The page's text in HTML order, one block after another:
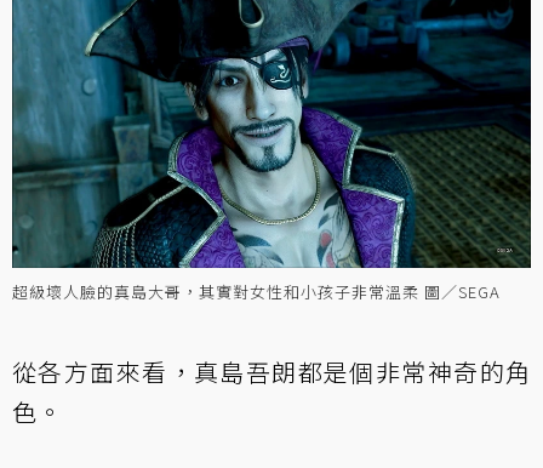
超級壞人臉的真島大哥，其實對女性和小孩子非常溫柔 圖／SEGA
從各方面來看，真島吾朗都是個非常神奇的角
色。